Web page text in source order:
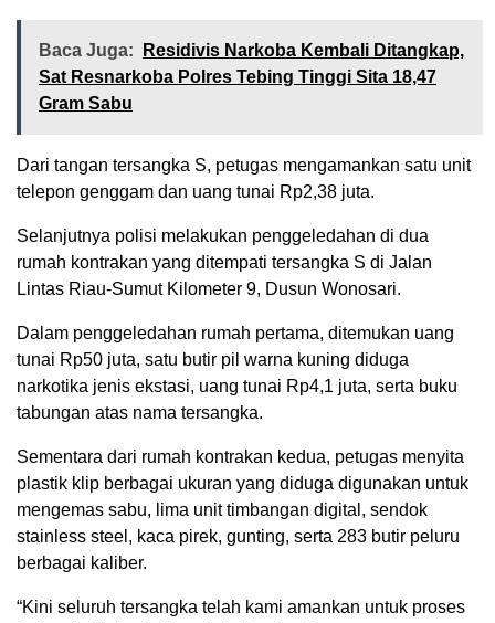
Baca Juga:
Residivis Narkoba Kembali Ditangkap,
Sat Resnarkoba Polres Tebing Tinggi Sita 18,47
Gram Sabu
Dari tangan tersangka S, petugas mengamankan satu unit
telepon genggam dan uang tunai Rp2,38 juta.
Selanjutnya polisi melakukan penggeledahan di dua
rumah kontrakan yang ditempati tersangka S di Jalan
Lintas Riau-Sumut Kilometer 9, Dusun Wonosari.
Dalam penggeledahan rumah pertama, ditemukan uang
tunai Rp50 juta, satu butir pil warna kuning diduga
narkotika jenis ekstasi, uang tunai Rp4,1 juta, serta buku
tabungan atas nama tersangka.
Sementara dari rumah kontrakan kedua, petugas menyita
plastik klip berbagai ukuran yang diduga digunakan untuk
mengemas sabu, lima unit timbangan digital, sendok
stainless steel, kaca pirek, gunting, serta 283 butir peluru
berbagai kaliber.
“Kini seluruh tersangka telah kami amankan untuk proses